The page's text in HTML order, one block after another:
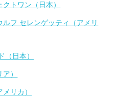
クトワン（日本）
ルフ セレンゲッティ（アメリ
（日本）
）
リカ）